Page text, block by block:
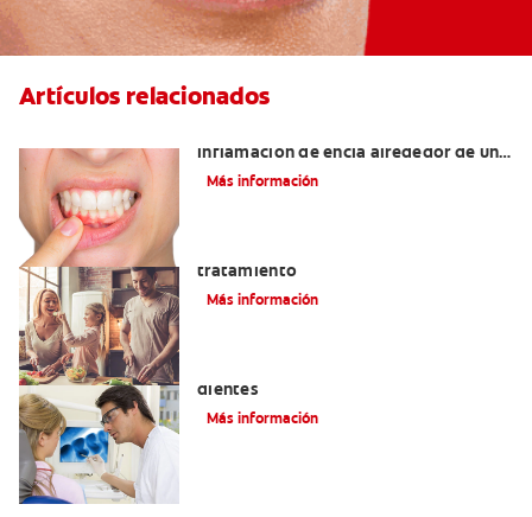
Artículos relacionados
inflamación de encía alrededor de un
diente?
Más información
tratamiento
Más información
dientes
Más información